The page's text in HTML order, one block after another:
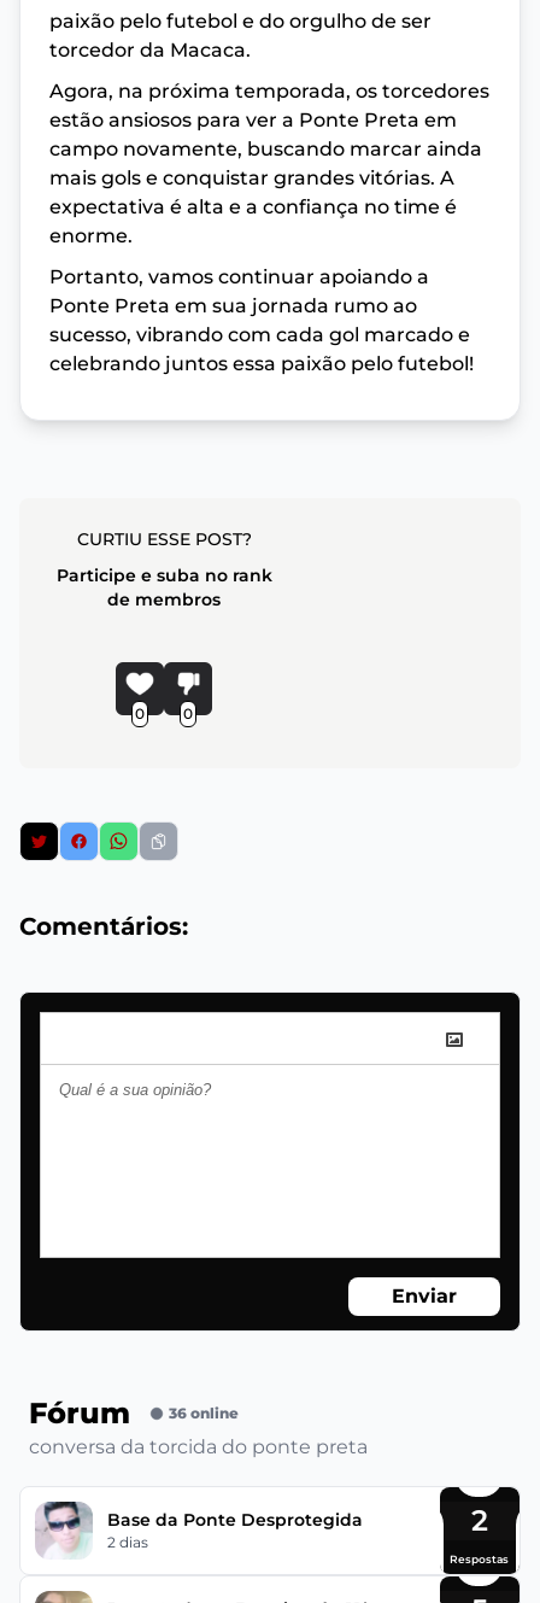
paixão pelo futebol e do orgulho de ser
torcedor da Macaca.
Agora, na próxima temporada, os torcedores
estão ansiosos para ver a Ponte Preta em
campo novamente, buscando marcar ainda
mais gols e conquistar grandes vitórias. A
expectativa é alta e a confiança no time é
enorme.
Portanto, vamos continuar apoiando a
Ponte Preta em sua jornada rumo ao
sucesso, vibrando com cada gol marcado e
celebrando juntos essa paixão pelo futebol!
CURTIU ESSE POST?
Participe e suba no rank
de membros
0 0
Comentários:
Enviar
Fórum 36 online
conversa da torcida do ponte preta
Base da Ponte Desprotegida
2 dias
2
Respostas